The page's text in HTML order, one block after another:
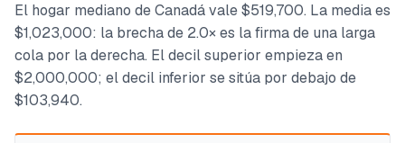
El hogar mediano de Canadá vale $519,700. La media es
$1,023,000: la brecha de 2.0× es la firma de una larga
cola por la derecha. El decil superior empieza en
$2,000,000; el decil inferior se sitúa por debajo de
$103,940.